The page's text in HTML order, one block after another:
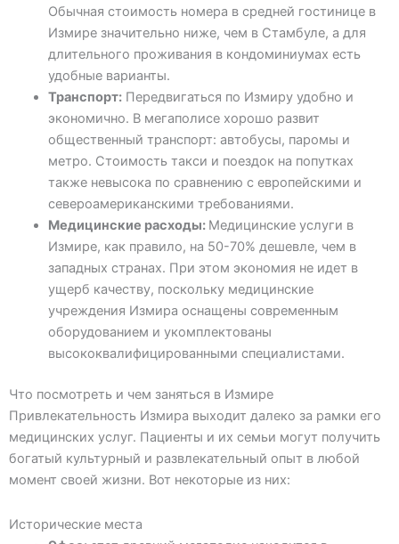
Обычная стоимость номера в средней гостинице в
Измире значительно ниже, чем в Стамбуле, а для
длительного проживания в кондоминиумах есть
удобные варианты.
Транспорт:Передвигаться по Измиру удобно и
экономично. В мегаполисе хорошо развит
общественный транспорт: автобусы, паромы и
метро. Стоимость такси и поездок на попутках
также невысока по сравнению с европейскими и
североамериканскими требованиями.
Медицинские расходы: Медицинские услуги в
Измире, как правило, на 50-70% дешевле, чем в
западных странах. При этом экономия не идет в
ущерб качеству, поскольку медицинские
учреждения Измира оснащены современным
оборудованием и укомплектованы
высококвалифицированными специалистами.
Что посмотреть и чем заняться в Измире
Привлекательность Измира выходит далеко за рамки его
медицинских услуг. Пациенты и их семьи могут получить
богатый культурный и развлекательный опыт в любой
момент своей жизни. Вот некоторые из них:
Исторические места